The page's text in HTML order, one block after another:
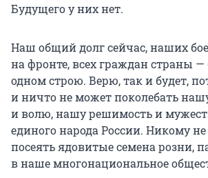
Будущего у них нет.
Наш общий долг сейчас, наших
на фронте, всех граждан страны —
одном строю. Верю, так и будет,
и ничто не может поколебать
и волю, нашу решимость и
единого народа России. Никому не
посеять ядовитые семена розни,
в наше многонациональное